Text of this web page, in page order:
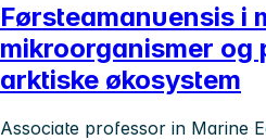
Førsteamanuensis i
mikroorganismer og
arktiske økosystem
Associate professor in Marine